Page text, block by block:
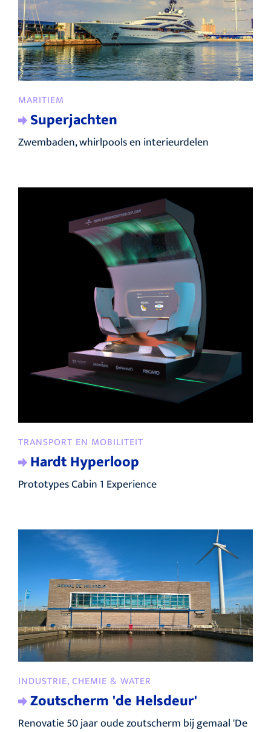
MARITIEM
Superjachten
Zwembaden, whirlpools en interieurdelen
TRANSPORT EN MOBILITEIT
Hardt Hyperloop
Prototypes Cabin 1 Experience
INDUSTRIE, CHEMIE & WATER
Zoutscherm 'de Helsdeur'
Renovatie 50 jaar oude zoutscherm bij gemaal 'De